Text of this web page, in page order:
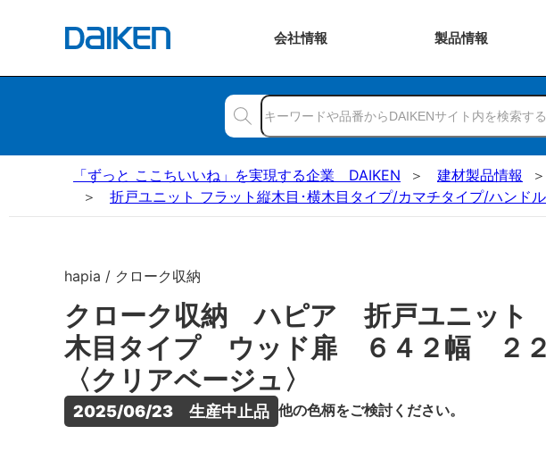
会社情報 製品情報
「ずっと ここちいいね」を実現する企業 DAIKEN 建材製品情報
折戸ユニット フラット縦木目･横木目タイプ/カマチタイプ/ハンド
hapia / クローク収納
クローク収納 ハピア 折戸ユニット
木目タイプ ウッド扉 ６４２幅 ２
〈クリアベージュ〉
2025/06/23　生産中止品 他の色柄をご検討ください。